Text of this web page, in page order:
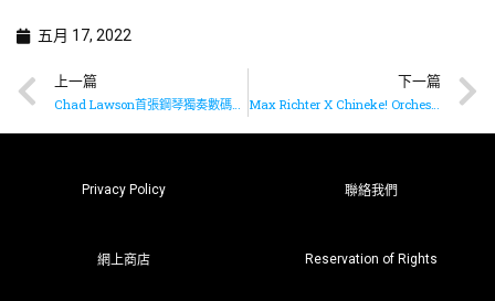
五月 17, 2022
上一篇
Chad Lawson首張鋼琴獨奏數碼EP《Irreplaceable》已推出
下一篇
Max Richter X Chineke! Orchestra最新單曲《Summer 1》已上架
Privacy Policy 聯絡我們
網上商店 Reservation of Rights